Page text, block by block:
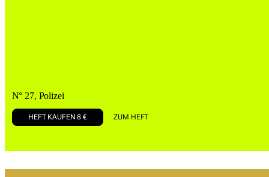
N° 27, Polizei
HEFT KAUFEN 8 € ZUM HEFT